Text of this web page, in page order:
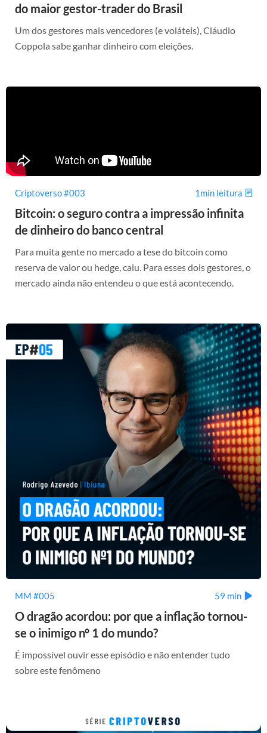
do maior gestor-trader do Brasil
Um dos gestores mais vencedores (e voláteis), Cláudio
Coppola sabe ganhar dinheiro com eleições.
Criptoverso #003 1min leitura
Bitcoin: o seguro contra a impressão infinita
de dinheiro do banco central
Para muita gente no mercado a tese do bitcoin como
reserva de valor ou hedge, caiu. Para esses dois gestores, o
mercado ainda não entendeu o que está acontecendo.
MM #005 59 min
O dragão acordou: por que a inflação tornou-
se o inimigo n° 1 do mundo?
É impossível ouvir esse episódio e não entender tudo
sobre este fenômeno